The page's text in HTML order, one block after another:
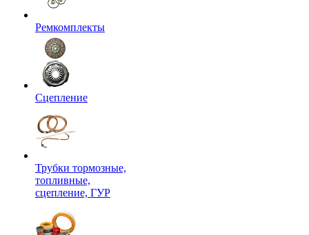
Ремкомплекты
Сцепление
Трубки тормозные,
топливные,
сцепление, ГУР